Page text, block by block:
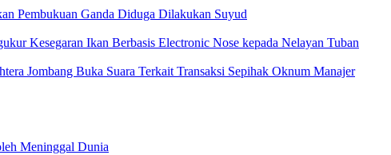
Pembukuan Ganda Diduga Dilakukan Suyud
Kesegaran Ikan Berbasis Electronic Nose kepada Nelayan Tuban
Jombang Buka Suara Terkait Transaksi Sepihak Oknum Manajer
Meninggal Dunia